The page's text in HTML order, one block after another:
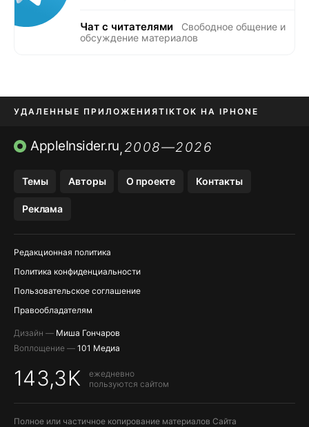
Чат с читателями
Свободное общение и
обсуждение материалов
УДАЛЕННЫЕ ПРИЛОЖЕНИЯTIKTOK НА IPHONE
ПРИЛОЖЕНИЯ БЕЗ APP STORE
AppleInsider.ru,2008—2026
Темы Авторы О проекте Контакты
Реклама
Редакционная политика
Политика конфиденциальности
Пользовательское соглашение
Правообладателям
Дизайн — Миша Гончаров
Воплощение — 101 Медиа
143,3K
ежедневно
пользуются сайтом
Полное или частичное копирование материалов Сайта